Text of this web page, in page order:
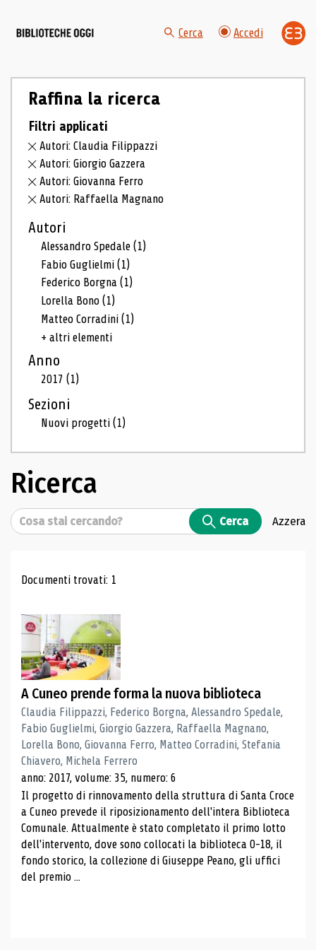
Cerca Accedi
Raffina la ricerca
Filtri applicati
Autori: Claudia Filippazzi
Autori: Giorgio Gazzera
Autori: Giovanna Ferro
Autori: Raffaella Magnano
Autori
Alessandro Spedale(1)
Fabio Guglielmi(1)
Federico Borgna(1)
Lorella Bono(1)
Matteo Corradini(1)
+ altri elementi
Anno
2017(1)
Sezioni
Nuovi progetti(1)
Ricerca
Cerca Cerca Azzera
Risultati di ricerca
Documenti trovati: 1
A Cuneo prende forma la nuova biblioteca
Claudia Filippazzi, Federico Borgna, Alessandro Spedale,
Fabio Guglielmi, Giorgio Gazzera, Raffaella Magnano,
Lorella Bono, Giovanna Ferro, Matteo Corradini, Stefania
Chiavero, Michela Ferrero
anno: 2017, volume: 35, numero: 6
Il progetto di rinnovamento della struttura di Santa Croce
a Cuneo prevede il riposizionamento dell'intera Biblioteca
Comunale. Attualmente è stato completato il primo lotto
dell'intervento, dove sono collocati la biblioteca 0-18, il
fondo storico, la collezione di Giuseppe Peano, gli uffici
del premio ...